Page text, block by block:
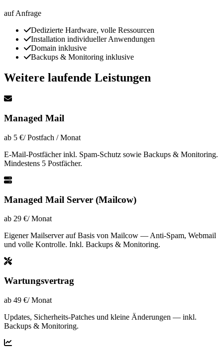
auf Anfrage
Dedizierte Hardware, volle Ressourcen
Installation individueller Anwendungen
Domain inklusive
Backups & Monitoring inklusive
Weitere laufende Leistungen
Managed Mail
ab 5 €/ Postfach / Monat
E-Mail-Postfächer inkl. Spam-Schutz sowie Backups & Monitoring.
Mindestens 5 Postfächer.
Managed Mail Server (Mailcow)
ab 29 €/ Monat
Eigener Mailserver auf Basis von Mailcow — Anti-Spam, Webmail
und volle Kontrolle. Inkl. Backups & Monitoring.
Wartungsvertrag
ab 49 €/ Monat
Updates, Sicherheits-Patches und kleine Änderungen — inkl.
Backups & Monitoring.